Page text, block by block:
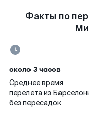
Факты по
около 3 часов
Среднее время
перелета из
без пересадок